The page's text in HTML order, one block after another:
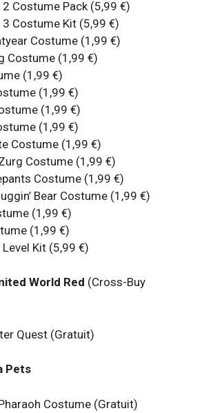
Costume Pack (5,99 €)
3 Costume Kit (5,99 €)
Costume (1,99 €)
Costume (1,99 €)
(1,99 €)
(1,99 €)
(1,99 €)
(1,99 €)
Costume (1,99 €)
Costume (1,99 €)
Costume (1,99 €)
Bear Costume (1,99 €)
(1,99 €)
(1,99 €)
Kit (5,99 €)
World Red (Cross-Buy
Quest (Gratuit)
Pets
Costume (Gratuit)